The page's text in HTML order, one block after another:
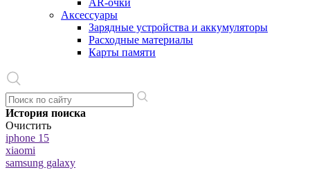
AR-очки
Аксессуары
Зарядные устройства и аккумуляторы
Расходные материалы
Карты памяти
История поиска
Очистить
iphone 15
xiaomi
samsung galaxy